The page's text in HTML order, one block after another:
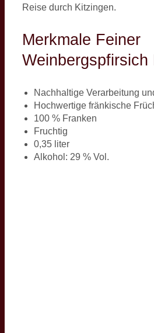
Reise durch Kitzingen.
Merkmale Feiner
Weinbergspfirsich
Nachhaltige Verarbeitung
Hochwertige fränkische
100 % Franken
Fruchtig
0,35 liter
Alkohol: 29 % Vol.